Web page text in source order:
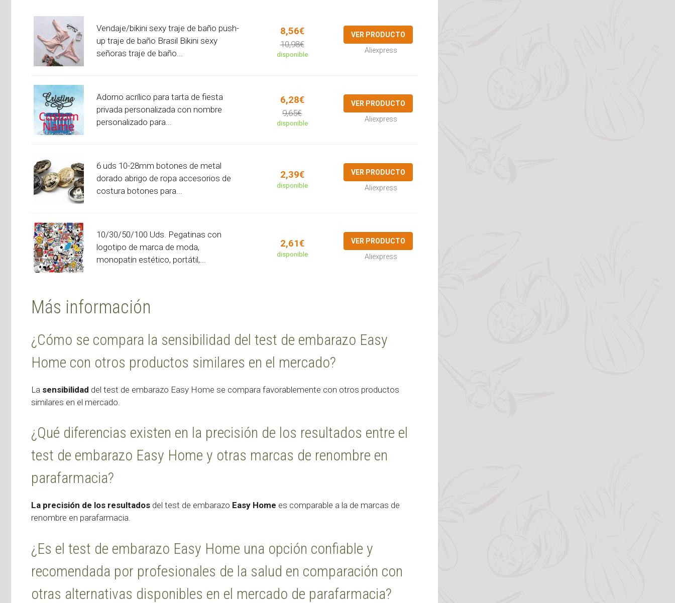
Vendaje/bikini sexy traje de baño push-
up traje de baño Brasil Bikini sexy
señoras traje de baño...
8,56€
10,98€
disponible
VER PRODUCTO
Aliexpress
Adorno acrílico para tarta de fiesta
privada personalizada con nombre
personalizado para...
6,28€
9,65€
disponible
VER PRODUCTO
Aliexpress
6 uds 10-28mm botones de metal
dorado abrigo de ropa accesorios de
costura botones para...
2,39€
disponible
VER PRODUCTO
Aliexpress
10/30/50/100 Uds. Pegatinas con
logotipo de marca de moda,
monopatín estético, portátil,...
2,61€
disponible
VER PRODUCTO
Aliexpress
Más información
¿Cómo se compara la sensibilidad del test de embarazo Easy
Home con otros productos similares en el mercado?
La sensibilidad del test de embarazo Easy Home se compara favorablemente con otros productos
similares en el mercado.
¿Qué diferencias existen en la precisión de los resultados entre el
test de embarazo Easy Home y otras marcas de renombre en
parafarmacia?
La precisión de los resultados del test de embarazo Easy Home es comparable a la de marcas de
renombre en parafarmacia.
¿Es el test de embarazo Easy Home una opción confiable y
recomendada por profesionales de la salud en comparación con
otras alternativas disponibles en el mercado de parafarmacia?